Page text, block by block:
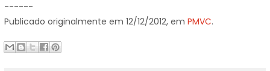
------
Publicado originalmente em 12/12/2012, em PMVC.